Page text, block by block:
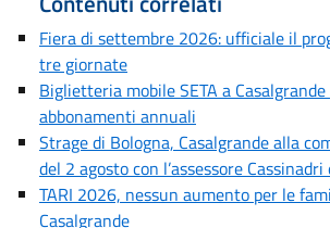
Fiera di settembre 2026: ufficiale il
tre giornate
Biglietteria mobile SETA a
abbonamenti annuali
Strage di Bologna, Casalgrande alla
del 2 agosto con l’assessore
TARI 2026, nessun aumento per le
Casalgrande